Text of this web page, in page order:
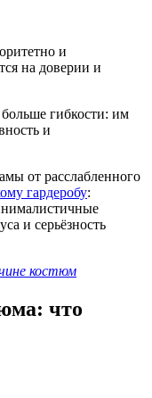
и
на доверии и
гибкости: им
и
от расслабленного
гардеробу:
и серьёзность
костюм
что